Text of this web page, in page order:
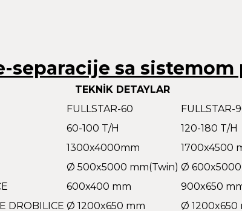
sa sistemom
TEKNİK DETAYLAR
FULLSTAR-60 FULLSTAR-
60-100 T/H 120-180 T/H
1300x4000mm 1700x4500
Ø 500x5000 mm(Twin) Ø
600x400 mm 900x650
DROBILICE Ø 1200x650 mm Ø 1200x650